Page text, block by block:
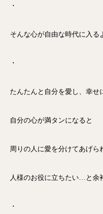
・
そんな心が自由な時代に入る
・
たんたんと自分を愛し、幸せ
自分の心が満タンになると
周りの人に愛を分けてあげら
人様のお役に立ちたい…と余
・